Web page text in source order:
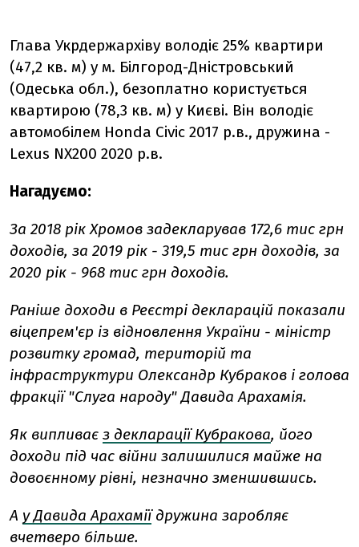
Глава Укрдержархіву володіє 25% квартири
(47,2 кв. м) у м. Білгород-Дністровський
(Одеська обл.), безоплатно користується
квартирою (78,3 кв. м) у Києві. Він володіє
автомобілем Honda Civic 2017 р.в., дружина -
Lexus NX200 2020 р.в.
Нагадуємо:
За 2018 рік Хромов задекларував 172,6 тис грн
доходів, за 2019 рік - 319,5 тис грн доходів, за
2020 рік - 968 тис грн доходів.
Раніше доходи в Реєстрі декларацій показали
віцепрем'єр із відновлення України - міністр
розвитку громад, територій та
інфраструктури Олександр Кубраков і голова
фракції "Слуга народу" Давида Арахамія.
Як випливає з декларації Кубракова, його
доходи під час війни залишилися майже на
довоєнному рівні, незначно зменшившись.
А у Давида Арахаміїдружина заробляє
вчетверо більше.